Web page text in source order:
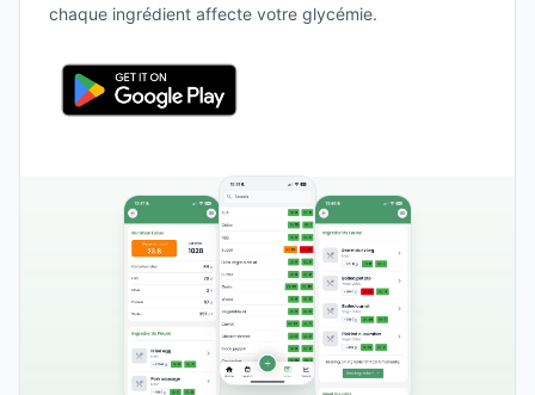
chaque ingrédient affecte votre glycémie.